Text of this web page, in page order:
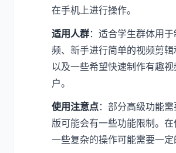
在手机上进行操作。
适用人群：适合学生群体用
频、新手进行简单的视频剪辑
以及一些希望快速制作有趣视
户。
使用注意点：部分高级功能
版可能会有一些功能限制。在
一些复杂的操作可能需要一定